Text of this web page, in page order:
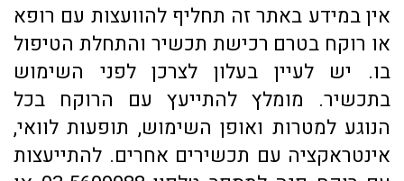
אין במידע באתר זה תחליף להוועצות עם רופא
או רוקח בטרם רכישת תכשיר והתחלת הטיפול
בו. יש לעיין בעלון לצרכן לפני השימוש
בתכשיר. מומלץ להתייעץ עם הרוקח בכל
הנוגע למטרות ואופן השימוש, תופעות לוואי,
אינטראקציה עם תכשירים אחרים. להתייעצות